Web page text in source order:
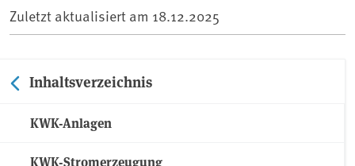
Zuletzt aktualisiert am 18.12.2025
Inhaltsverzeichnis
KWK-Anlagen
KWK-Stromerzeugung